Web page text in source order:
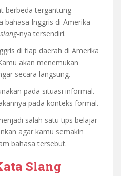
berbeda tergantung
bahasa Inggris di Amerika
slang-nya tersendiri.
di tiap daerah di Amerika
akan menemukan
secara langsung.
pada situasi informal.
pada konteks formal.
salah satu tips belajar
agar kamu semakin
bahasa tersebut.
Slang